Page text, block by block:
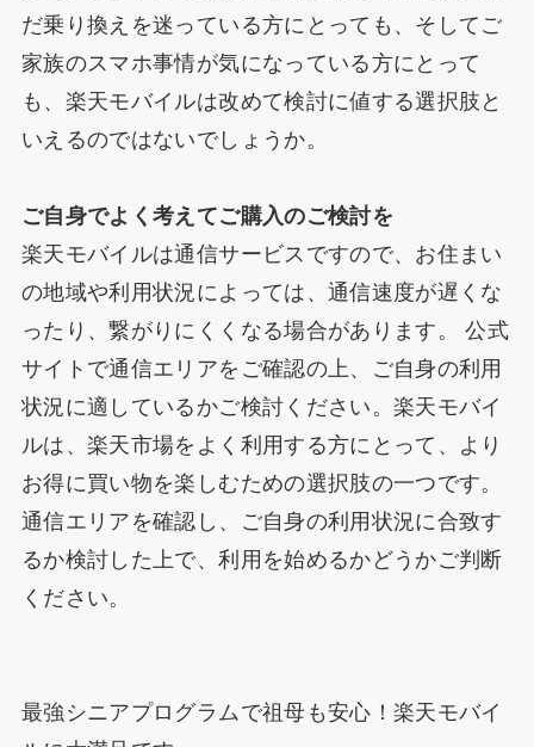
だ乗り換えを迷っている方にとっても、そしてご
家族のスマホ事情が気になっている方にとって
も、楽天モバイルは改めて検討に値する選択肢と
いえるのではないでしょうか。
ご自身でよく考えてご購入のご検討を
楽天モバイルは通信サービスですので、お住まい
の地域や利用状況によっては、通信速度が遅くな
ったり、繋がりにくくなる場合があります。 公式
サイトで通信エリアをご確認の上、ご自身の利用
状況に適しているかご検討ください。楽天モバイ
ルは、楽天市場をよく利用する方にとって、より
お得に買い物を楽しむための選択肢の一つです。
通信エリアを確認し、ご自身の利用状況に合致す
るか検討した上で、利用を始めるかどうかご判断
ください。
最強シニアプログラムで祖母も安心！楽天モバイ